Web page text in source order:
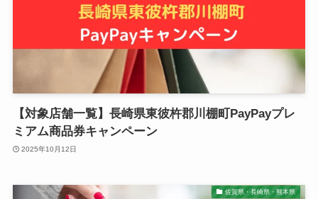
【対象店舗一覧】長崎県東彼杵郡川棚町PayPayプレ
ミアム商品券キャンペーン
2025年10月12日
佐賀県・長崎県・熊本県